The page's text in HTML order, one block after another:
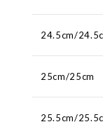
24.5cm/
25cm/25cm
25.5cm/